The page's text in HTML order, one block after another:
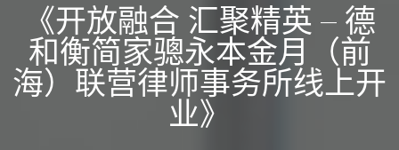
《开放融合 汇聚精英 – 德
和衡简家骢永本金月（前
海）联营律师事务所线上开
业》